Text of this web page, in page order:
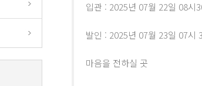
입관 : 2025년 07월 22일 08시
발인 : 2025년 07월 23일 07시
마음을 전하실 곳